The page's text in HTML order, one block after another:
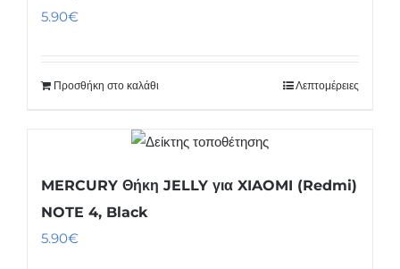
5.90€
Προσθήκη στο καλάθι Λεπτομέρειες
MERCURY Θήκη JELLY για XIAOMI (Redmi)
NOTE 4, Black
5.90€